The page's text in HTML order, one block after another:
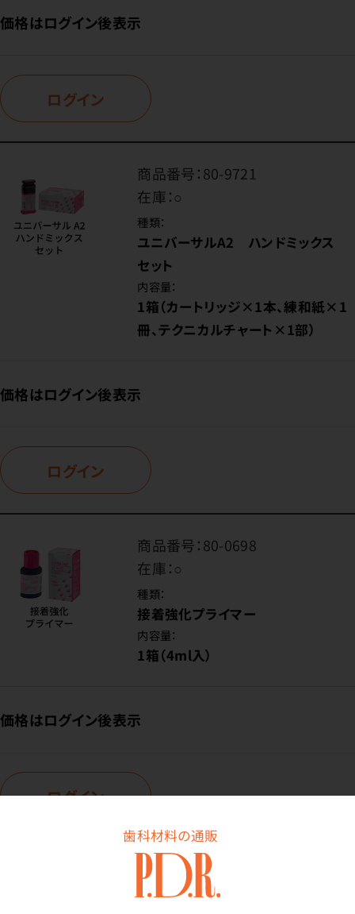
歯科材料の通販
価格はログイン後表示
ログイン
商品番号：80-9721
在庫：○
種類：
ユニバーサルA2 ハンドミックス
セット
内容量：
1箱（カートリッジ×1本、練和紙×1
冊、テクニカルチャート×1部）
価格はログイン後表示
ログイン
商品番号：80-0698
在庫：○
種類：
接着強化プライマー
内容量：
1箱（4ml入）
価格はログイン後表示
ログイン
商品詳細